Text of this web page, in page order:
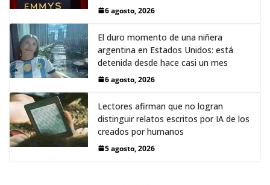
6 agosto, 2026
El duro momento de una niñera
argentina en Estados Unidos: está
detenida desde hace casi un mes
6 agosto, 2026
Lectores afirman que no logran
distinguir relatos escritos por IA de los
creados por humanos
5 agosto, 2026